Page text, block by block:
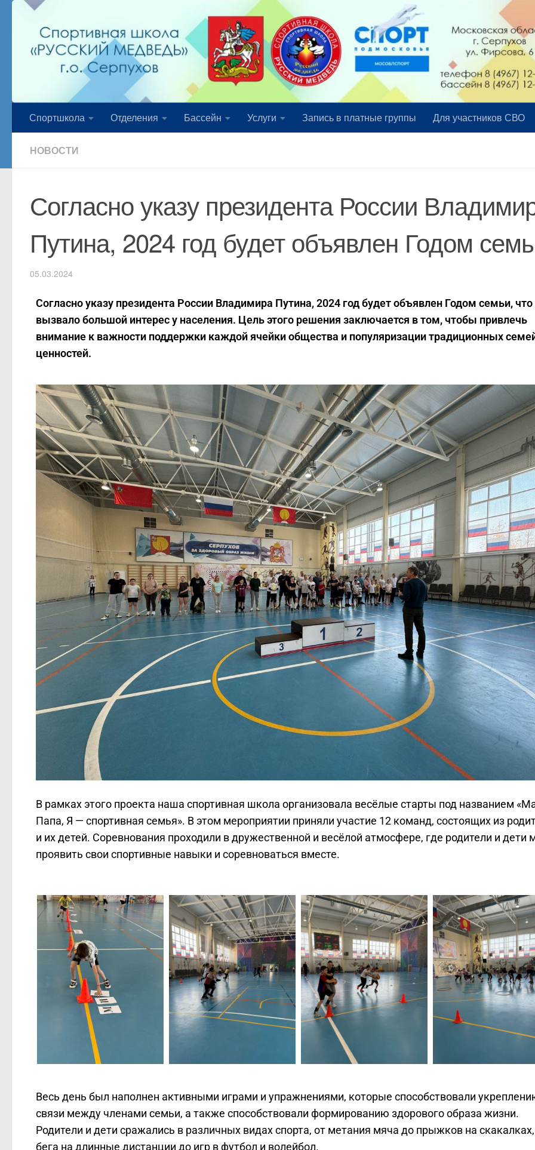
Спортшкола Отделения Бассейн Услуги Запись в платные группы Для участников СВО
НОВОСТИ
Согласно указу президента России
Путина, 2024 год будет объявлен Годом
05.03.2024
Согласно указу президента России Владимира Путина, 2024 год будет объявлен Годом семьи, что
вызвало большой интерес у населения. Цель этого решения заключается в том, чтобы привлечь
внимание к важности поддержки каждой ячейки общества и популяризации традиционных
ценностей.
В рамках этого проекта наша спортивная школа организовала весёлые старты под названием
Папа, Я — спортивная семья». В этом мероприятии приняли участие 12 команд, состоящих из
и их детей. Соревнования проходили в дружественной и весёлой атмосфере, где родители и дети
проявить свои спортивные навыки и соревноваться вместе.
Весь день был наполнен активными играми и упражнениями, которые способствовали
связи между членами семьи, а также способствовали формированию здорового образа жизни.
Родители и дети сражались в различных видах спорта, от метания мяча до прыжков на
бега на длинные дистанции до игр в футбол и волейбол.